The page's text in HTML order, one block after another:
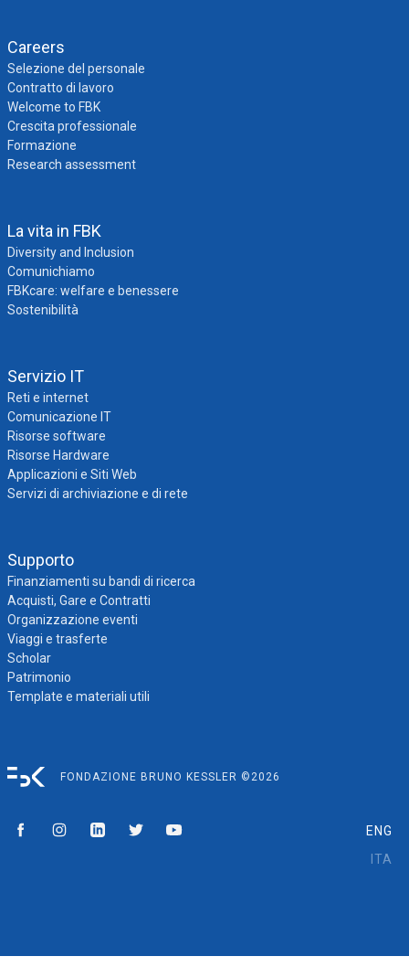
Careers
Selezione del personale
Contratto di lavoro
Welcome to FBK
Crescita professionale
Formazione
Research assessment
La vita in FBK
Diversity and Inclusion
Comunichiamo
FBKcare: welfare e benessere
Sostenibilità
Servizio IT
Reti e internet
Comunicazione IT
Risorse software
Risorse Hardware
Applicazioni e Siti Web
Servizi di archiviazione e di rete
Supporto
Finanziamenti su bandi di ricerca
Acquisti, Gare e Contratti
Organizzazione eventi
Viaggi e trasferte
Scholar
Patrimonio
Template e materiali utili
FONDAZIONE BRUNO KESSLER ©2026
ENG
ITA